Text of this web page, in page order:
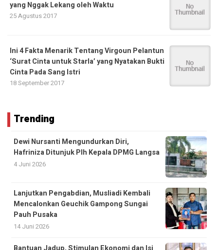
yang Nggak Lekang oleh Waktu
25 Agustus 2017
Ini 4 Fakta Menarik Tentang Virgoun Pelantun
‘Surat Cinta untuk Starla’ yang Nyatakan Bukti
Cinta Pada Sang Istri
18 September 2017
Trending
Dewi Nursanti Mengundurkan Diri,
Hafriniza Ditunjuk Plh Kepala DPMG Langsa
4 Juni 2026
Lanjutkan Pengabdian, Musliadi Kembali
Mencalonkan Geuchik Gampong Sungai
Pauh Pusaka
14 Juni 2026